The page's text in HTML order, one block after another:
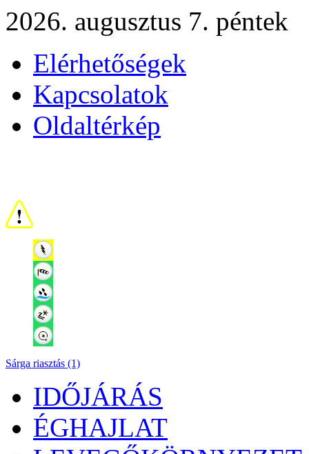
2026. augusztus 7. péntek
Elérhetőségek
Kapcsolatok
Oldaltérkép
Sárga riasztás (1)
IDŐJÁRÁS
ÉGHAJLAT